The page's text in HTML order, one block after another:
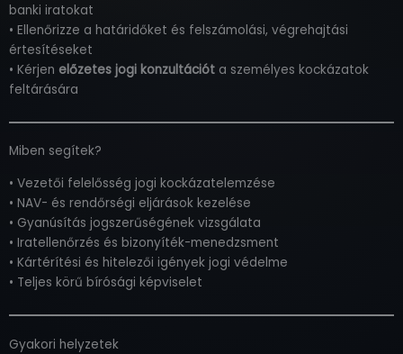
banki iratokat
• Ellenőrizze a határidőket és felszámolási, végrehajtási
értesítéseket
• Kérjen előzetes jogi konzultációt a személyes kockázatok
feltárására
Miben segítek?
• Vezetői felelősség jogi kockázatelemzése
• NAV- és rendőrségi eljárások kezelése
• Gyanúsítás jogszerűségének vizsgálata
• Iratellenőrzés és bizonyíték-menedzsment
• Kártérítési és hitelezői igények jogi védelme
• Teljes körű bírósági képviselet
Gyakori helyzetek